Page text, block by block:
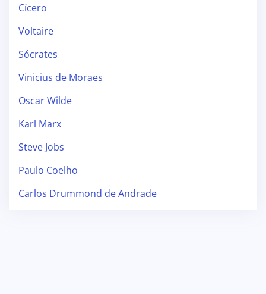
Cícero
Voltaire
Sócrates
Vinicius de Moraes
Oscar Wilde
Karl Marx
Steve Jobs
Paulo Coelho
Carlos Drummond de Andrade